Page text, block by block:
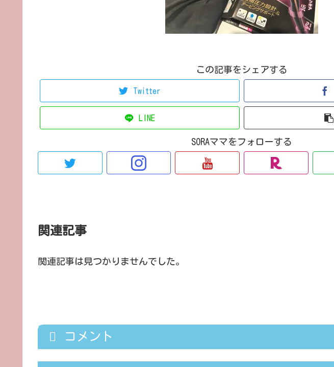
この記事をシェアする
Twitter
LINE
SORAママをフォローする
関連記事
関連記事は見つかりませんでした。
コメント